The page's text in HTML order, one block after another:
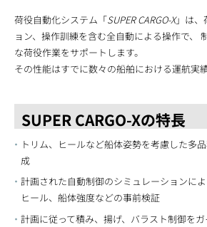
荷役自動化システム「SUPER CARGO-X」は、
ョン、操作訓練を含む全自動による操作で、
な荷役作業をサポートします。
その性能はすでに数々の船舶における運航実
SUPER CARGO-Xの特長
トリム、ヒールなど船体姿勢を考慮した多
成
計画された自動制御のシミュレーションによ
ヒール、船体強度などの事前検証
計画に従って積み、揚げ、バラスト制御を